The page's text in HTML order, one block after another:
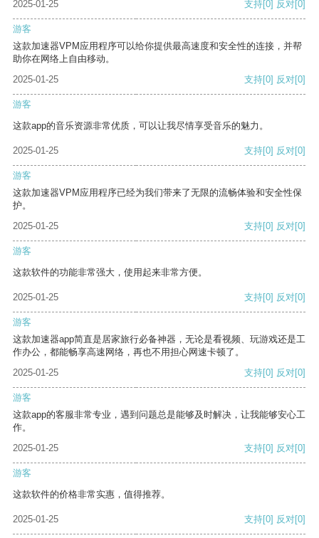
2025-01-25 支持[0] 反对[0]
游客
这款加速器VPM应用程序可以给你提供最高速度和安全性的连接，并帮
助你在网络上自由移动。
2025-01-25
支持[0] 反对[0]
游客
这款app的音乐资源非常优质，可以让我尽情享受音乐的魅力。
2025-01-25 支持[0] 反对[0]
游客
这款加速器VPM应用程序已经为我们带来了无限的流畅体验和安全性保
护。
2025-01-25
支持[0] 反对[0]
游客
这款软件的功能非常强大，使用起来非常方便。
2025-01-25 支持[0] 反对[0]
游客
这款加速器app简直是居家旅行必备神器，无论是看视频、玩游戏还是工
作办公，都能畅享高速网络，再也不用担心网速卡顿了。
2025-01-25
支持[0] 反对[0]
游客
这款app的客服非常专业，遇到问题总是能够及时解决，让我能够安心工
作。
2025-01-25
支持[0] 反对[0]
游客
这款软件的价格非常实惠，值得推荐。
2025-01-25 支持[0] 反对[0]